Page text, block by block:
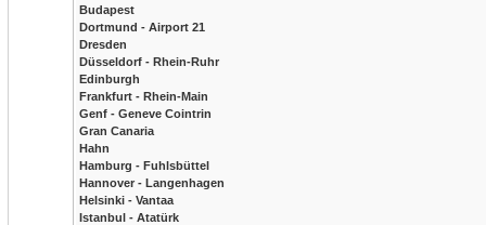
Budapest
Dortmund - Airport 21
Dresden
Düsseldorf - Rhein-Ruhr
Edinburgh
Frankfurt - Rhein-Main
Genf - Geneve Cointrin
Gran Canaria
Hahn
Hamburg - Fuhlsbüttel
Hannover - Langenhagen
Helsinki - Vantaa
Istanbul - Atatürk